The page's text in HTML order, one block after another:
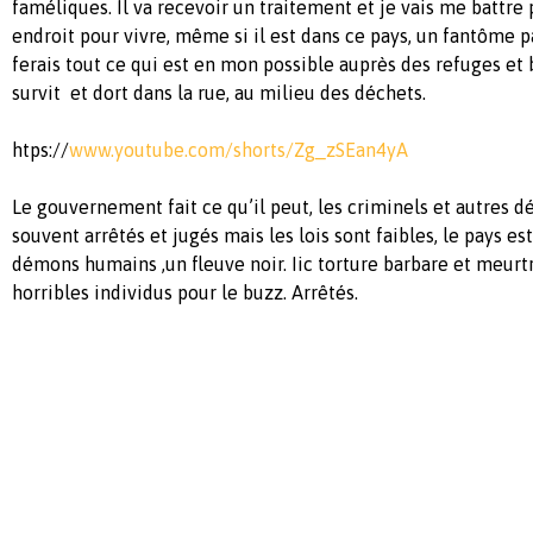
faméliques. Il va recevoir un traitement et je vais me battre
endroit pour vivre, même si il est dans ce pays, un fantôme
ferais tout ce qui est en mon possible auprès des refuges et
survit et dort dans la rue, au milieu des déchets.
htps://www.youtube.com/shorts/Zg_zSEan4yA
Le gouvernement fait ce qu’il peut, les criminels et autres
souvent arrêtés et jugés mais les lois sont faibles, le pays
démons humains ,un fleuve noir. Iic torture barbare et
horribles individus pour le buzz. Arrêtés.